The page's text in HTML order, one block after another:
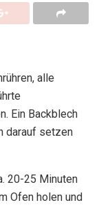
alle
Ein Backblech
darauf setzen
20-25 Minuten
Ofen holen und